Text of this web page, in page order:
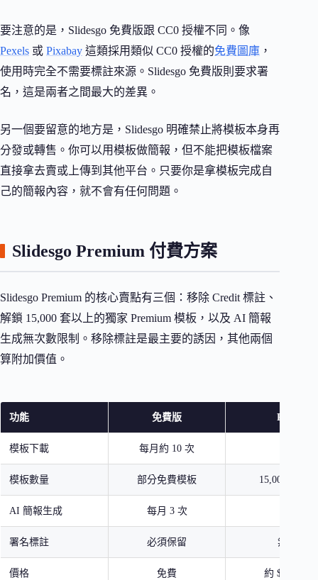
要注意的是，Slidesgo 免費版跟 CC0 授權不同。像
Pexels 或 Pixabay 這類採用類似 CC0 授權的免費圖庫 ，
使用時完全不需要標註來源。Slidesgo 免費版則要求署
名，這是兩者之間最大的差異。
另一個要留意的地方是，Slidesgo 明確禁止將模板本身再
分發或轉售。你可以用模板做簡報，但不能把模板檔案
直接拿去賣或上傳到其他平台。只要你是拿模板完成自
己的簡報內容，就不會有任何問題。
Slidesgo Premium 付費方案
Slidesgo Premium 的核心賣點有三個：移除 Credit 標註、
解鎖 15,000 套以上的獨家 Premium 模板，以及 AI 簡報
生成無次數限制。移除標註是最主要的誘因，其他兩個
算附加價值。
功能 免費版 Premium
模板下載 每月約 10 次
模板數量 部分免費模板 15,000+ 全部
AI 簡報生成 每月 3 次
署名標註 必須保留 無需署名
價格 免費 約 $2-6